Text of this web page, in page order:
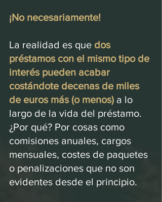
¡No necesariamente!
La realidad es que dos
préstamos con el mismo tipo de
interés pueden acabar
costándote decenas de miles
de euros más (o menos) a lo
largo de la vida del préstamo.
¿Por qué? Por cosas como
comisiones anuales, cargos
mensuales, costes de paquetes
o penalizaciones que no son
evidentes desde el principio.